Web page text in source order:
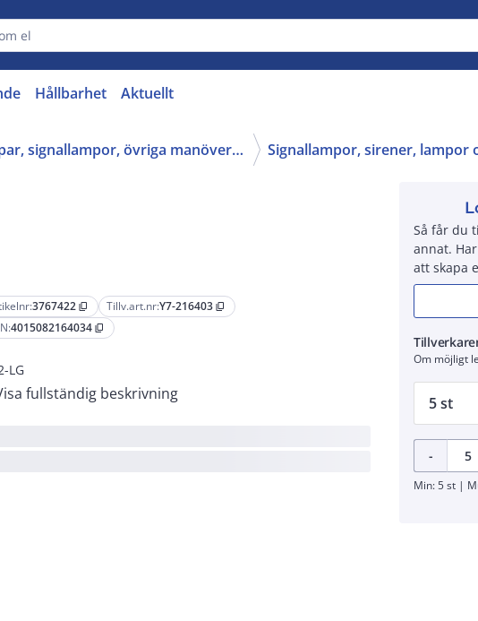
Hållbarhet Aktuellt
37 - Tryckknappar, signallampor, övriga manöverdon
3767422 content_copy Tillv.art.nr:Y7-216403 content_copy
4015082164034 content_copy
LG
fullständig beskrivning
Så får du
annat.
att skapa
Om möjligt
5 st
-
Min: 5 st |